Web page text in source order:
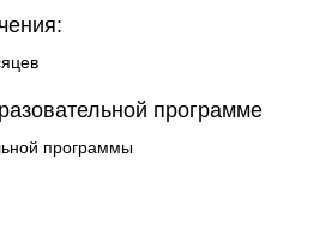
программе
программы